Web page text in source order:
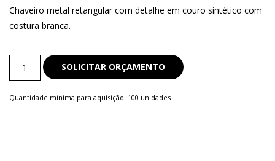
Chaveiro metal retangular com detalhe em couro sintético com
costura branca.
quantity
SOLICITAR ORÇAMENTO
Quantidade mínima para aquisição: 100 unidades